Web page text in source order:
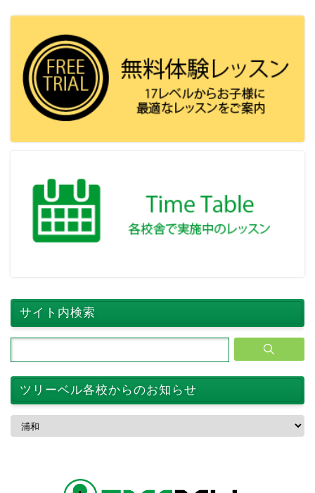
サイト内検索
ツリーベル各校からのお知らせ
ツ